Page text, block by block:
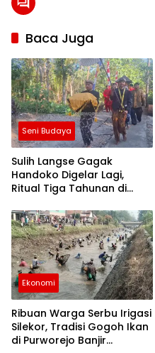
24
jam
berita
purworejo
berita
purworejo
hari ini
Berita
Purworejo
Terkini
berita
terkini
purworejo
Baca Juga
Seni Budaya
Sulih Langse Gagak
Handoko Digelar Lagi,
Ritual Tiga Tahunan di
Perjuangan Diponegoro
Ekonomi
Ribuan Warga Serbu Irigasi
Silekor, Tradisi Gogoh Ikan
di Purworejo Banjir